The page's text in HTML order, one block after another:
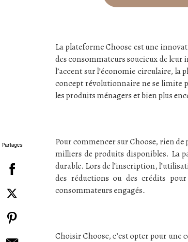
La plateforme Choose est une
des consommateurs soucieux de
l’accent sur l’économie circulaire, la
concept révolutionnaire ne se limite
les produits ménagers et bien plus
Pour commencer sur Choose, rien
milliers de produits disponibles. La
durable. Lors de l’inscription,
des réductions ou des crédits
consommateurs engagés.
Choisir Choose, c’est opter pour
Partages